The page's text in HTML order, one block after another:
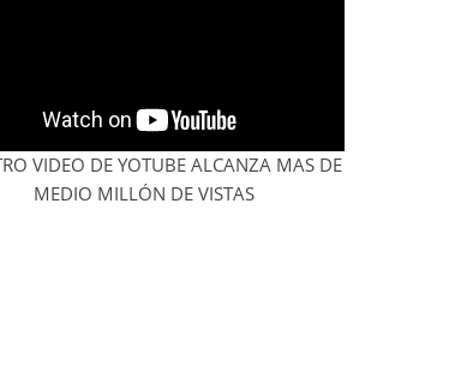
VIDEO DE YOTUBE ALCANZA MAS DE
MEDIO MILLÓN DE VISTAS